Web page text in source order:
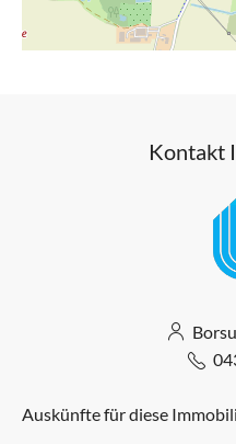
Kontakt
Auskünfte für diese